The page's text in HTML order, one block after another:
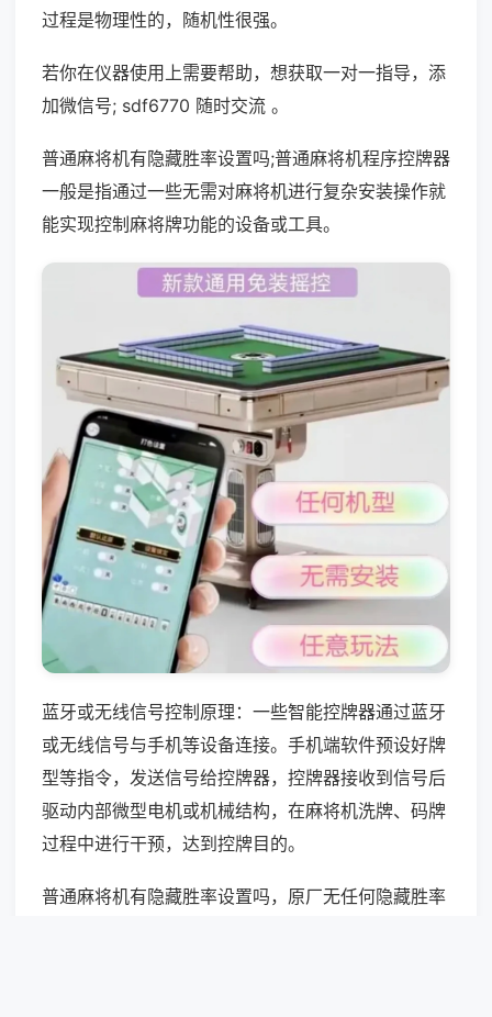
过程是物理性的，随机性很强。
若你在仪器使用上需要帮助，想获取一对一指导，添
加微信号; sdf6770 随时交流 。
普通麻将机有隐藏胜率设置吗;普通麻将机程序控牌器
一般是指通过一些无需对麻将机进行复杂安装操作就
能实现控制麻将牌功能的设备或工具。
蓝牙或无线信号控制原理：一些智能控牌器通过蓝牙
或无线信号与手机等设备连接。手机端软件预设好牌
型等指令，发送信号给控牌器，控牌器接收到信号后
驱动内部微型电机或机械结构，在麻将机洗牌、码牌
过程中进行干预，达到控牌目的。
普通麻将机有隐藏胜率设置吗，原厂无任何隐藏胜率